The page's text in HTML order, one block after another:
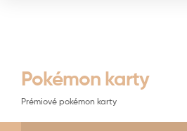
Pokémon karty
Prémiové pokémon karty